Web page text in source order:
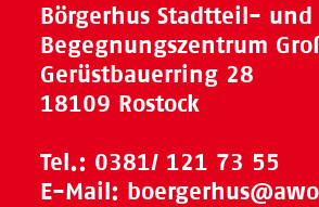
Börgerhus Stadtteil- und
Begegnungszentrum
Gerüstbauerring 28
18109 Rostock
Tel.: 0381/ 121 73 55
E-Mail: